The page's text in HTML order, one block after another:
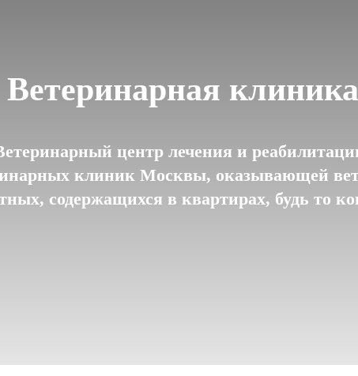
Ветеринарная
центр лечения и
клиник Москвы, оказывающей
содержащихся в квартирах, будь то